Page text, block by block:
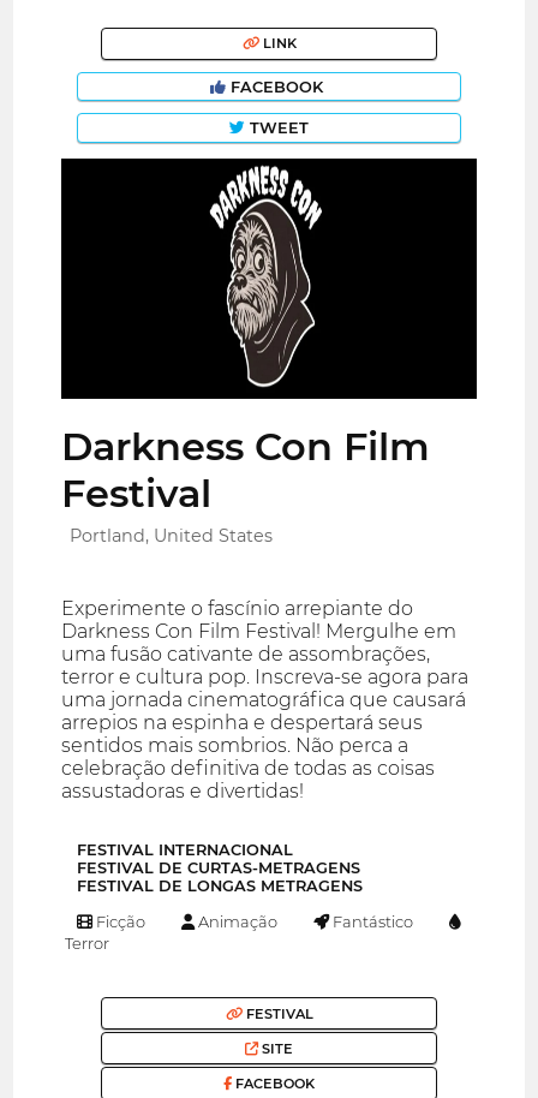
LINK
FACEBOOK
TWEET
Darkness Con Film
Festival
Portland, United States
Experimente o fascínio arrepiante do
Darkness Con Film Festival! Mergulhe em
uma fusão cativante de assombrações,
terror e cultura pop. Inscreva-se agora para
uma jornada cinematográfica que causará
arrepios na espinha e despertará seus
sentidos mais sombrios. Não perca a
celebração definitiva de todas as coisas
assustadoras e divertidas!
FESTIVAL INTERNACIONAL
FESTIVAL DE CURTAS-METRAGENS
FESTIVAL DE LONGAS METRAGENS
Ficção Animação
Fantástico
Terror
FESTIVAL
SITE
FACEBOOK